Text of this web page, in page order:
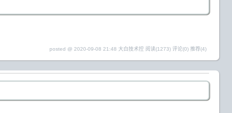
posted @ 2020-09-08 21:48 大白技术控 阅读(1273) 评论(0) 推荐(4)